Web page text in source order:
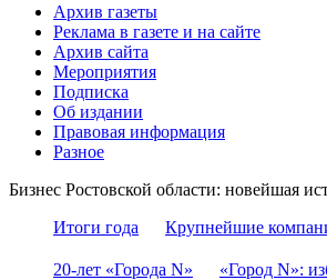
Архив газеты
Реклама в газете и на сайте
Архив сайта
Мероприятия
Подписка
Об издании
Правовая информация
Разное
Бизнес Ростовской области: новейшая
Итоги года
Крупнейшие
20-лет «Города N» «Город N»: